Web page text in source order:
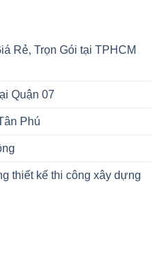
Rẻ, Trọn Gói tại TPHCM
Quận 07
Phú
thiết kế thi công xây dựng